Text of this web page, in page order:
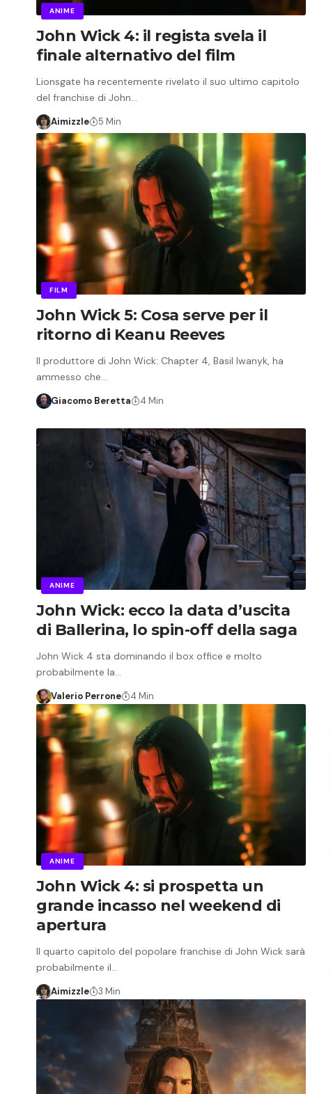
ANIME
John Wick 4: il regista svela il
finale alternativo del film
Lionsgate ha recentemente rivelato il suo ultimo capitolo
del franchise di John…
Aimizzle 5 Min
FILM
John Wick 5: Cosa serve per il
ritorno di Keanu Reeves
Il produttore di John Wick: Chapter 4, Basil Iwanyk, ha
ammesso che…
Giacomo Beretta 4 Min
ANIME
John Wick: ecco la data d’uscita
di Ballerina, lo spin-off della saga
John Wick 4 sta dominando il box office e molto
probabilmente la…
Valerio Perrone 4 Min
ANIME
John Wick 4: si prospetta un
grande incasso nel weekend di
apertura
Il quarto capitolo del popolare franchise di John Wick sarà
probabilmente il…
Aimizzle 3 Min